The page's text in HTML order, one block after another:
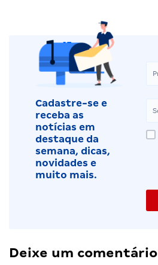
Cadastre-se e
receba as
notícias em
destaque da
semana, dicas,
novidades e
muito mais.
Deixe um comentário